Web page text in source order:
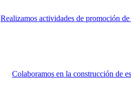
Realizamos actividades de promoción
Colaboramos en la construcción de